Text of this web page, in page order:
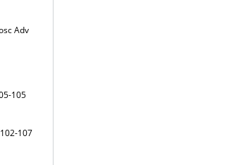
Adv
105
107